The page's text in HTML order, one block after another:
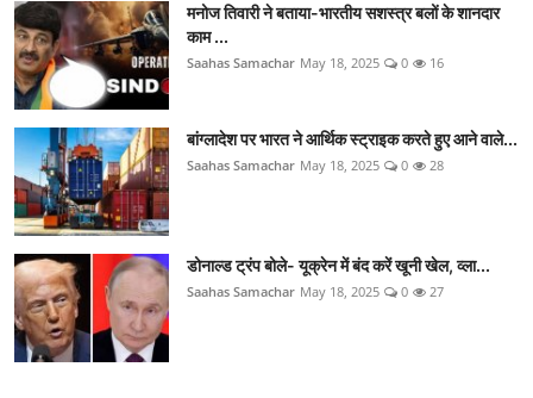
मनोज तिवारी ने बताया-भारतीय सशस्त्र बलों के शानदार
काम ...
Saahas Samachar May 18, 2025 0 16
बांग्लादेश पर भारत ने आर्थिक स्ट्राइक करते हुए आने वाले...
Saahas Samachar May 18, 2025 0 28
डोनाल्ड ट्रंप बोले- यूक्रेन में बंद करें खूनी खेल, व्ला...
Saahas Samachar May 18, 2025 0 27